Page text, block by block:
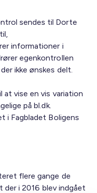
sendes til Dorte
informationer i
egenkontrollen
ikke ønskes delt.
at vise en vis variation
på bl.dk.
i Fagbladet Boligens
flere gange de
der i 2016 blev indgået